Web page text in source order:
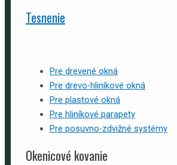
Tesnenie
Pre drevené okná
Pre drevo-hliníkové okná
Pre plastové okná
Pre hliníkové parapety
Pre posuvno-zdvižné systémy
Okenicové kovanie